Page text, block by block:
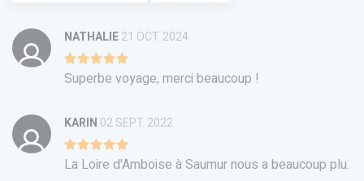
NATHALIE21 OCT. 2024
Superbe voyage, merci beaucoup !
KARIN 02 SEPT. 2022
La Loire d'Amboise à Saumur nous a beaucoup plu.